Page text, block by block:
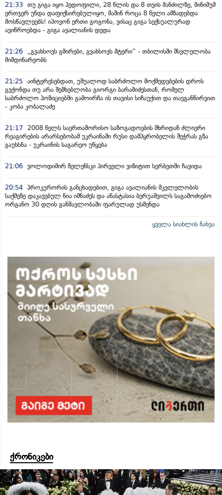
21:33 თუ გიგა იყო პედოფილი, 28 წლის და 8 თვის მანძილზე, მინიმუმ
ერთჯერ უნდა დაფიქსირებულიყო, მაშინ როცა 8 წელი ამზადებდა
მოსწავლეებს! იპოვონ ერთი გოგონა, ვისაც გიგა სექსუალურად
ავიწროებდა - გიგა ავალიანის დედა
21:26
„გვახსოვს გმირები, გვახსოვს მტერი” - თბილისში მსვლელობა
მიმდინარეობს
21:25 აინტერესებდათ, უშუალოდ საბრძოლო მოქმედებების დროს
გვქონდა თუ არა შემხებლობა გიორგი ბარამიძესთან, რომელ
საბრძოლო პოზიციებში გამოირჩა ის თავისი სიჩაუქით და თავგანწირვით
- კობა კობალაძე
21:17
2008 წელს საერთაშორისო საზოგადოების მხრიდან ძლიერი
რეაგირების არარსებობამ უკრაინაში რუსი დამპყრობელის შეჭრას გზა
გაუხსნა - უკრაინის საგარეო უწყება
21:06 ვოლოდიმირ ზელენსკი პირველი ვიზიტით სერბეთში ჩავიდა
20:54 პროკურორის განცხადებით, გიგა ავალიანის მკვლელობის
საქმეზე დაკავებულ ნია იმნაძეს და ანასტასია ბერუაშვილს საგამოძიებო
ორგანო 30 დღის განმავლობაში ფარულად უსმენდა
ყველა სიახლის ნახვა
ქრონიკები